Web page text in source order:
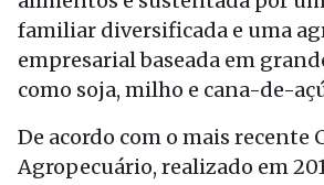
familiar diversificada e uma
empresarial baseada em
como soja, milho e cana-de-
De acordo com o mais recente
Agropecuário, realizado em